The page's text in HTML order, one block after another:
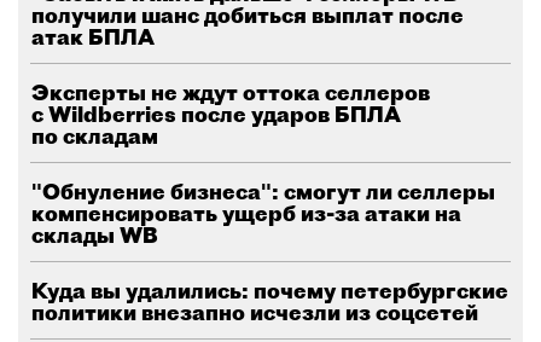
получили шанс добиться выплат после
атак БПЛА
Эксперты не ждут оттока селлеров
с Wildberries после ударов БПЛА
по складам
"Обнуление бизнеса": смогут ли селлеры
компенсировать ущерб из-за атаки на
склады WB
Куда вы удалились: почему петербургские
политики внезапно исчезли из соцсетей